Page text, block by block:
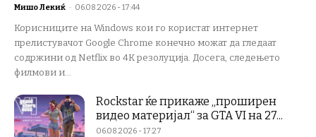
Мишо Лекиќ - 06.08.2026 - 17:44
Корисниците на Windows кои го користат интернет
прелистувачот Google Chrome конечно можат да гледаат
содржини од Netflix во 4K резолуција. Досега, следењето
филмови и...
Rockstar ќе прикаже „проширен
видео материјал“ за GTA VI на 27...
06.08.2026 - 17:27